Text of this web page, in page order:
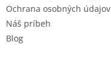
Ochrana osobných údajov
Náš príbeh
Blog